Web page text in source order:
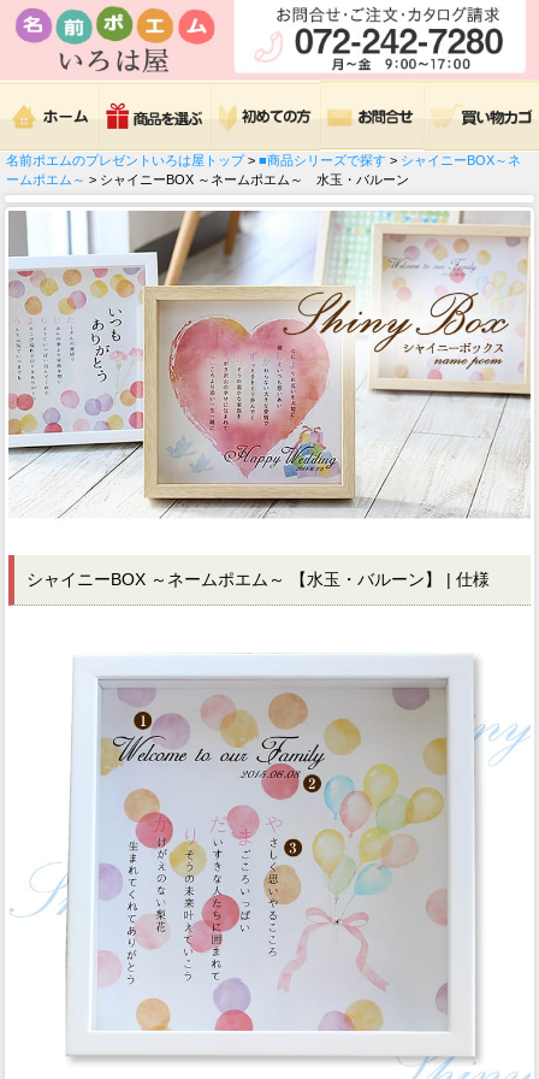
名前ポエムのプレゼントいろは屋トップ> ■商品シリーズで探す > シャイニーBOX～ネ
ームポエム～ > シャイニーBOX ～ネームポエム～ 水玉・バルーン
シャイニーBOX ～ネームポエム～ 【水玉・バルーン】 | 仕様